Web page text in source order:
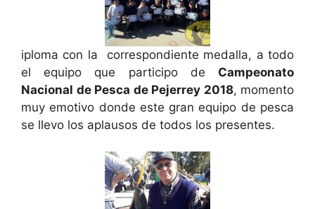
iploma con la correspondiente medalla, a todo
el equipo que participo de Campeonato
Nacional de Pesca de Pejerrey 2018, momento
muy emotivo donde este gran equipo de pesca
se llevo los aplausos de todos los presentes.